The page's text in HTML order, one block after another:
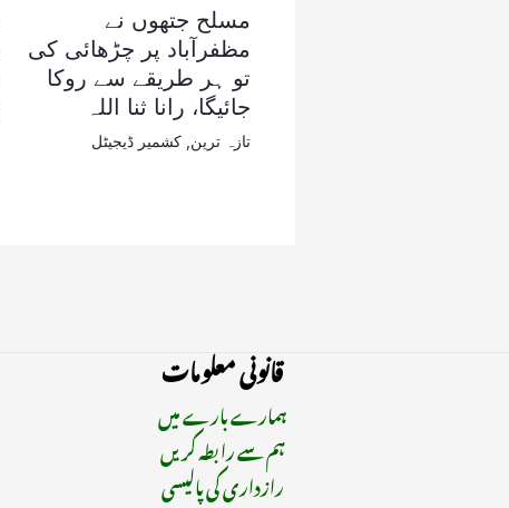
مسلح جتھوں نے
مظفرآباد پر چڑھائی کی
تو ہر طریقے سے روکا
جائیگا، رانا ثنا اللہ
تازہ ترین کشمیر ڈیجیٹل
قانونی معلومات
ہمارے بارے میں
ہم سے رابطہ کریں
رازداری کی پالیسی